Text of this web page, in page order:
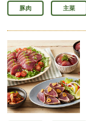
豚肉 主菜